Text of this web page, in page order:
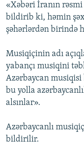
«Xəbəri İranın
bildirib ki, həmin
şəhərlərdən birində
Musiqiçinin adı
yabançı musiqini
Azərbaycan
bu yolla
alsınlar».
Azərbaycanlı
bildirilir.